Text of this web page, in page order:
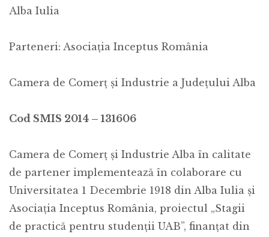
Alba Iulia
Parteneri: Asociația Inceptus România
Camera de Comerț și Industrie a Județului Alba
Cod SMIS 2014 – 131606
Camera de Comerț și Industrie Alba în calitate
de partener implementează în colaborare cu
Universitatea 1 Decembrie 1918 din Alba Iulia și
Asociația Inceptus România, proiectul „Stagii
de practică pentru studenții UAB”, finanțat din